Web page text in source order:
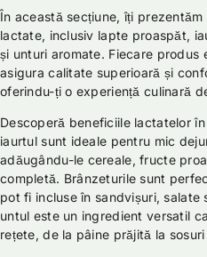
În această secțiune, îți
lactate, inclusiv lapte proaspăt,
și unturi aromate. Fiecare
asigura calitate superioară și
oferindu-ți o experiență culinară
Descoperă beneficiile lactatelor
iaurtul sunt ideale pentru mic
adăugându-le cereale, fructe
completă. Brânzeturile sunt
pot fi incluse în sandvișuri,
untul este un ingredient versatil
rețete, de la pâine prăjită la